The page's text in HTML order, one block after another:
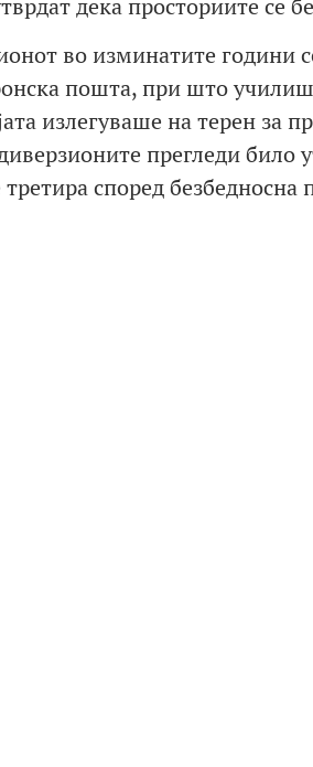
во изминатите години
пошта, при што
излегуваше на терен за
прегледи било
според безбедносна